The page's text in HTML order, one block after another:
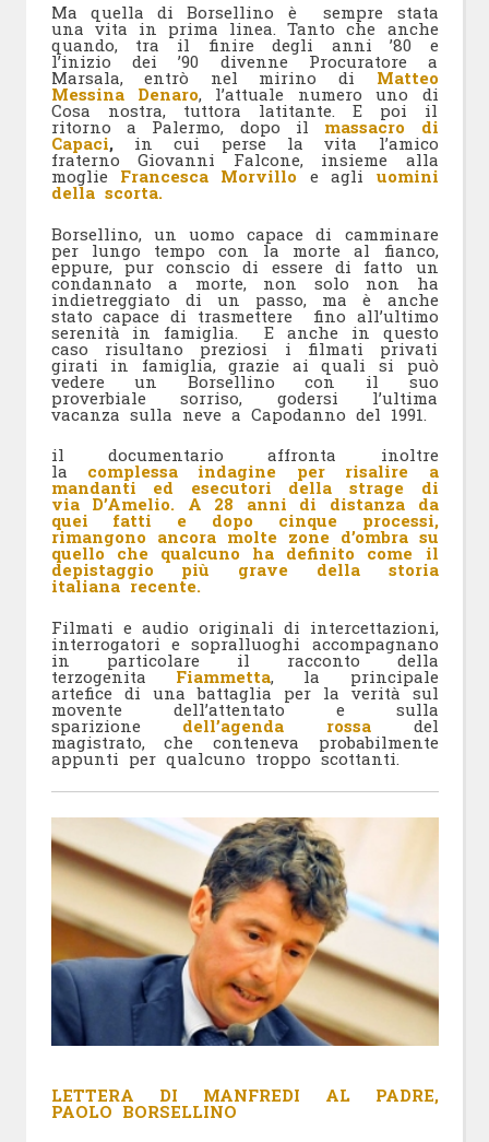
Ma quella di Borsellino è sempre stata
una vita in prima linea. Tanto che anche
quando, tra il finire degli anni ’80 e
l’inizio dei ’90 divenne Procuratore a
Marsala, entrò nel mirino di Matteo
Messina Denaro, l’attuale numero uno di
Cosa nostra, tuttora latitante. E poi il
ritorno a Palermo, dopo il massacro di
Capaci,in cui perse la vita l’amico
fraterno Giovanni Falcone, insieme alla
moglie Francesca Morvillo e agli uomini
della scorta.
Borsellino, un uomo capace di camminare
per lungo tempo con la morte al fianco,
eppure, pur conscio di essere di fatto un
condannato a morte, non solo non ha
indietreggiato di un passo, ma è anche
stato capace di trasmettere fino all’ultimo
serenità in famiglia. E anche in questo
caso risultano preziosi i filmati privati
girati in famiglia, grazie ai quali si può
vedere un Borsellino con il suo
proverbiale sorriso, godersi l’ultima
vacanza sulla neve a Capodanno del 1991.
il documentario affronta inoltre
la complessa indagine per risalire a
mandanti ed esecutori della strage di
via D’Amelio. A 28 anni di distanza da
quei fatti e dopo cinque processi,
rimangono ancora molte zone d’ombra su
quello che qualcuno ha definito come il
depistaggio più grave della storia
italiana recente.
Filmati e audio originali di intercettazioni,
interrogatori e sopralluoghi accompagnano
in particolare il racconto della
terzogenita Fiammetta, la principale
artefice di una battaglia per la verità sul
movente dell’attentato e sulla
sparizione dell’agenda rossa del
magistrato, che conteneva probabilmente
appunti per qualcuno troppo scottanti.
LETTERA DI MANFREDI AL PADRE,
PAOLO BORSELLINO